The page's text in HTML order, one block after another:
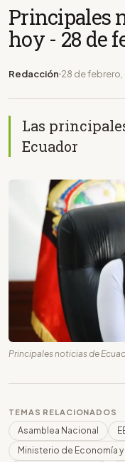
Principales
hoy - 28 de
Redacción 28 de
Las
Ecuador
Principales noticias de
TEMAS RELACIONADOS
Asamblea Nacional
Ministerio de Economía y